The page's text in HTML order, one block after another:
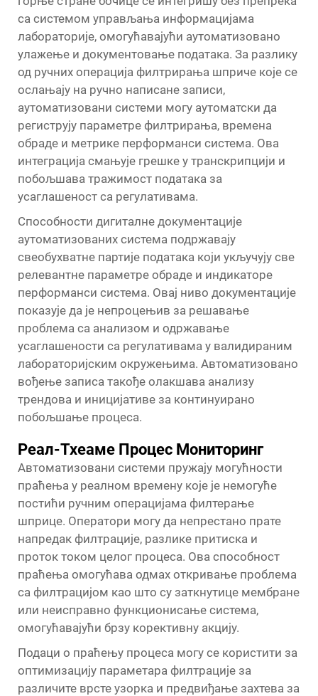
са системом управљања информацијама
лабораторије, омогућавајући аутоматизовано
улажење и документовање података. За разлику
од ручних операција филтрирања шприче које се
ослањају на ручно написане записи,
аутоматизовани системи могу аутоматски да
региструју параметре филтрирања, времена
обраде и метрике перформанси система. Ова
интеграција смањује грешке у транскрипцији и
побољшава тражимост података за
усаглашеност са регулативама.
Способности дигиталне документације
аутоматизованих система подржавају
свеобухватне партије података који укључују све
релевантне параметре обраде и индикаторе
перформанси система. Овај ниво документације
показује да је непроцењив за решавање
проблема са анализом и одржавање
усаглашености са регулативама у валидираним
лабораторијским окружењима. Автоматизовано
вођење записа такође олакшава анализу
трендова и иницијативе за континуирано
побољшање процеса.
Реал-Тхеаме Процес Мониторинг
Автоматизовани системи пружају могућности
праћења у реалном времену које је немогуће
постићи ручним операцијама филтерање
шприце. Оператори могу да непрестано прате
напредак филтрације, разлике притиска и
проток током целог процеса. Ова способност
праћења омогућава одмах откривање проблема
са филтрацијом као што су заткнутице мембране
или неисправно функционисање система,
омогућавајући брзу корективну акцију.
Подаци о праћењу процеса могу се користити за
оптимизацију параметара филтрације за
различите врсте узорка и предвиђање захтева за